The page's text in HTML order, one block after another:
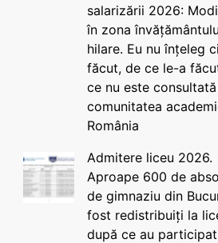
salarizării 2026:
în zona
hilare. Eu nu înțeleg
făcut, de ce le-a
ce nu este consultată
comunitatea
România
Admitere liceu 2026.
Aproape 600 de
de gimnaziu din
fost redistribuiți la
după ce au